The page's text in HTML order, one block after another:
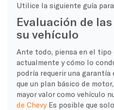
Utilice la siguiente guía
Evaluación de
su vehículo
Ante todo, piensa en el tipo
actualmente y cómo lo
podría requerir una
que un plan básico de
mayor valor como vehículo
de ChevyEs posible que